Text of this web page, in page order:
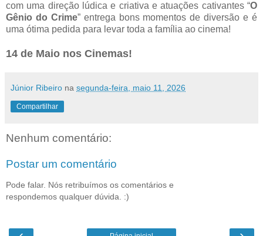
com uma direção lúdica e criativa e atuações cativantes “O
Gênio do Crime” entrega bons momentos de diversão e é
uma ótima pedida para levar toda a família ao cinema!
14 de Maio nos Cinemas!
Júnior Ribeiro na segunda-feira, maio 11, 2026
Compartilhar
Nenhum comentário:
Postar um comentário
Pode falar. Nós retribuímos os comentários e
respondemos qualquer dúvida. :)